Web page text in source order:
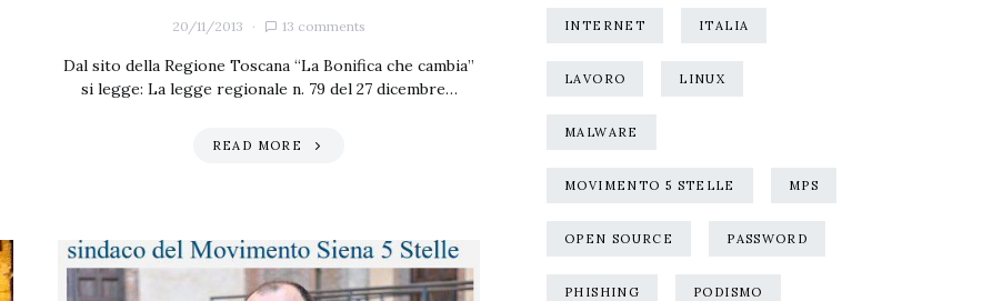
20/11/2013 13 comments
Dal sito della Regione Toscana “La Bonifica che cambia”
si legge: La legge regionale n. 79 del 27 dicembre…
READ MORE
INTERNET ITALIA
LAVORO LINUX
MALWARE
MOVIMENTO 5 STELLE MPS
OPEN SOURCE PASSWORD
PHISHING PODISMO